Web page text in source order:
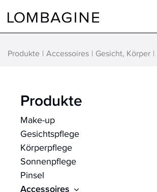
Lippen
Haare
alle Produkte
Produkte Accessoires Gesicht, Körper
Produkte
Make-up
Gesichtspflege
Körperpflege
Sonnenpflege
Pinsel
Accessoires